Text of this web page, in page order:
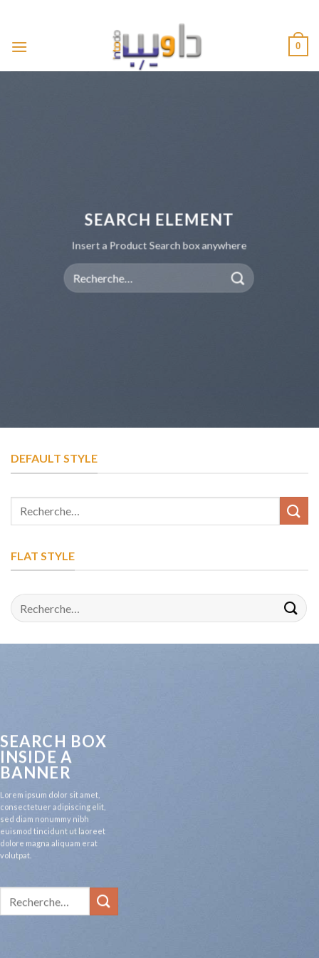
contenu
0
SEARCH ELEMENT
Insert a Product Search box anywhere
Recherche
pour :
DEFAULT STYLE
FLAT STYLE
Recherche
pour :
SEARCH BOX
INSIDE A
BANNER
Lorem ipsum dolor sit amet,
consectetuer adipiscing elit,
sed diam nonummy nibh
euismod tincidunt ut laoreet
dolore magna aliquam erat
volutpat.
pour :